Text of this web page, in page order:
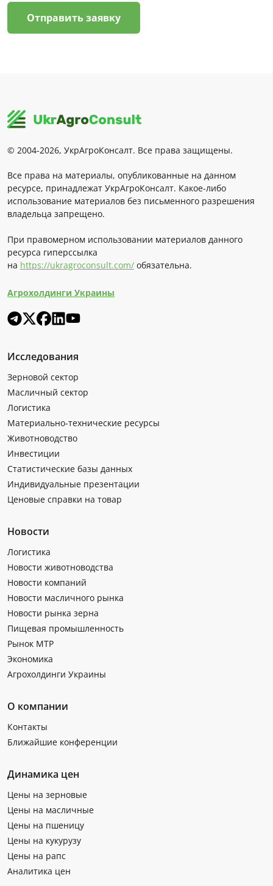
Отправить заявку
© 2004-2026, УкрАгроКонсалт. Все права защищены.
Все права на материалы, опубликованные на данном
ресурсе, принадлежат УкрАгроКонсалт. Какое-либо
использование материалов без письменного разрешения
владельца запрещено.
При правомерном использовании материалов данного
ресурса гиперссылка
на https://ukragroconsult.com/ обязательна.
Агрохолдинги Украины
Исследования
Зерновой сектор
Масличный сектор
Логистика
Материально-технические ресурсы
Животноводство
Инвестиции
Статистические базы данных
Индивидуальные презентации
Ценовые справки на товар
Новости
Логистика
Новости животноводства
Новости компаний
Новости масличного рынка
Новости рынка зерна
Пищевая промышленность
Рынок МТР
Экономика
Агрохолдинги Украины
О компании
Контакты
Ближайшие конференции
Динамика цен
Цены на зерновые
Цены на масличные
Цены на пшеницу
Цены на кукурузу
Цены на рапс
Аналитика цен